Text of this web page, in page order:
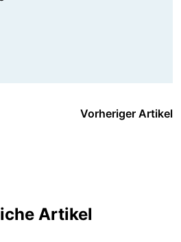
Vorheriger Artikel
Artikel